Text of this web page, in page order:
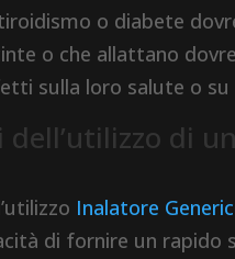
o diabete
o che allattano
sulla loro salute o
di
Inalatore
di fornire un rapido